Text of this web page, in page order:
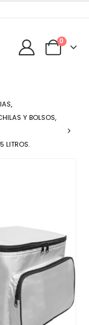
0
,
Y BOLSOS,
LITROS.